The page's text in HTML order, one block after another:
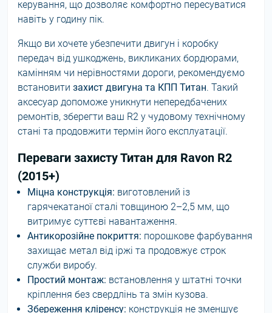
керування, що дозволяє комфортно пересуватися
навіть у годину пік.
Якщо ви хочете убезпечити двигун і коробку
передач від ушкоджень, викликаних бордюрами,
камінням чи нерівностями дороги, рекомендуємо
встановити захист двигуна та КПП Титан. Такий
аксесуар допоможе уникнути непередбачених
ремонтів, зберегти ваш R2 у чудовому технічному
стані та продовжити термін його експлуатації.
Переваги захисту Титан для Ravon R2
(2015+)
Міцна конструкція: виготовлений із
гарячекатаної сталі товщиною 2–2,5 мм, що
витримує суттєві навантаження.
Антикорозійне покриття: порошкове фарбування
захищає метал від іржі та продовжує строк
служби виробу.
Простий монтаж: встановлення у штатні точки
кріплення без свердлінь та змін кузова.
Збереження кліренсу: конструкція не зменшує